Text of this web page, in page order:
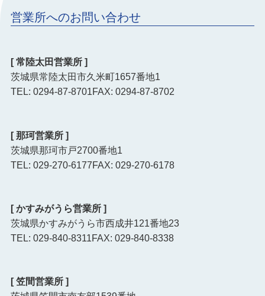
営業所へのお問い合わせ
[ 常陸太田営業所 ]
茨城県常陸太田市久米町1657番地1
TEL: 0294-87-8701FAX: 0294-87-8702
[ 那珂営業所 ]
茨城県那珂市戸2700番地1
TEL: 029-270-6177FAX: 029-270-6178
[ かすみがうら営業所 ]
茨城県かすみがうら市西成井121番地23
TEL: 029-840-8311FAX: 029-840-8338
[ 笠間営業所 ]